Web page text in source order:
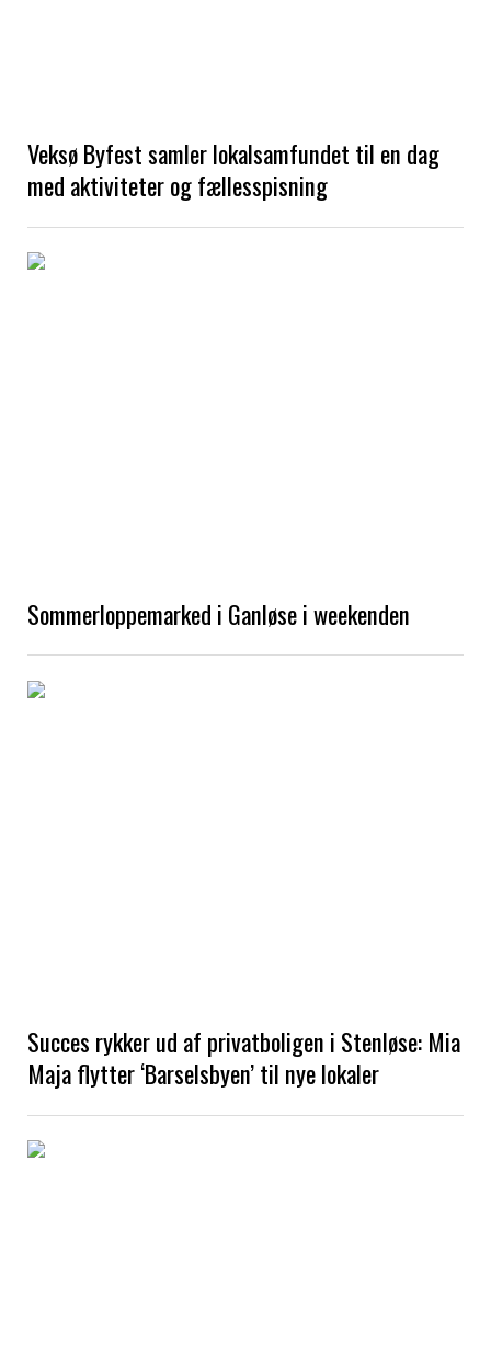
Veksø Byfest samler lokalsamfundet til en dag
med aktiviteter og fællesspisning
Sommerloppemarked i Ganløse i weekenden
Succes rykker ud af privatboligen i Stenløse: Mia
Maja flytter ‘Barselsbyen’ til nye lokaler